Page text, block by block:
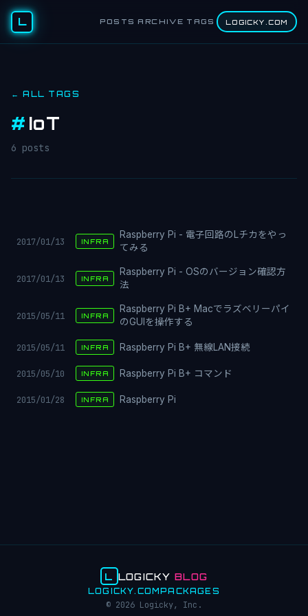
L POSTS ARCHIVE TAGS LOGICKY.COM
← ALL TAGS
# IoT
6 posts
2017/01/13 INFRA
Raspberry Pi - 電子回路のLチカをやっ
てみる
2017/01/13 INFRA
Raspberry Pi - OSのバージョン確認方
法
2015/05/11 INFRA
Raspberry Pi B+ Macでラズベリーパイ
のGUIを操作する
2015/05/11 INFRA Raspberry Pi B+ 無線LAN接続
2015/05/10 INFRA Raspberry Pi B+ コマンド
2015/01/28 INFRA Raspberry Pi
L LOGICKYBLOG
LOGICKY.COM PACKAGES
© 2026 Logicky, Inc.